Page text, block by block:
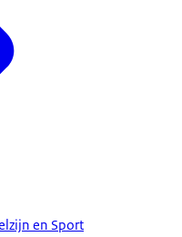
en Sport